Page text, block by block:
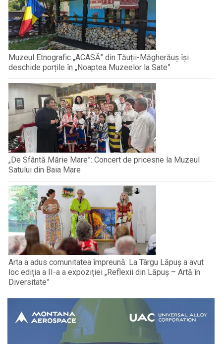
Muzeul Etnografic „ACASĂ” din Tăuții-Măgherăuș își
deschide porțile în „Noaptea Muzeelor la Sate”
„De Sfântă Mărie Mare”: Concert de pricesne la Muzeul
Satului din Baia Mare
Arta a adus comunitatea împreună: La Târgu Lăpuș a avut
loc ediția a II-a a expoziției „Reflexii din Lăpuș – Artă în
Diversitate”